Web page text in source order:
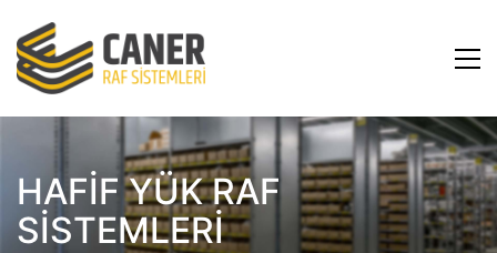
HAFİF YÜK RAF
SİSTEMLERİ